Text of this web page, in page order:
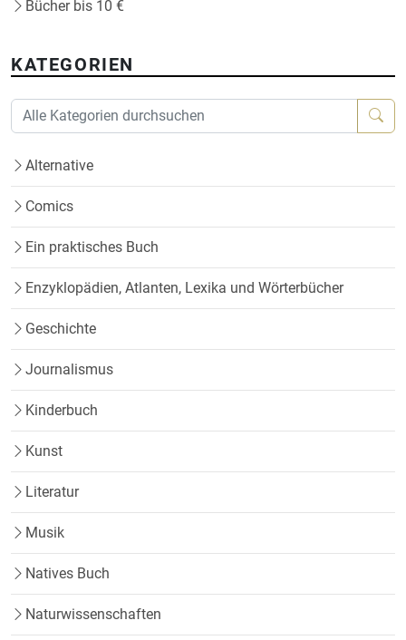
Bücher bis 10 €
KATEGORIEN
Alternative
Comics
Ein praktisches Buch
Enzyklopädien, Atlanten, Lexika und Wörterbücher
Geschichte
Journalismus
Kinderbuch
Kunst
Literatur
Musik
Natives Buch
Naturwissenschaften